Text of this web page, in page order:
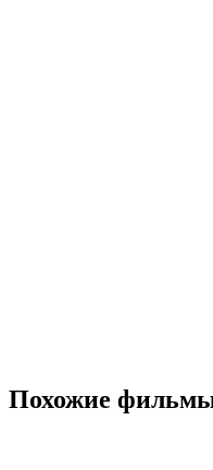
Похожие